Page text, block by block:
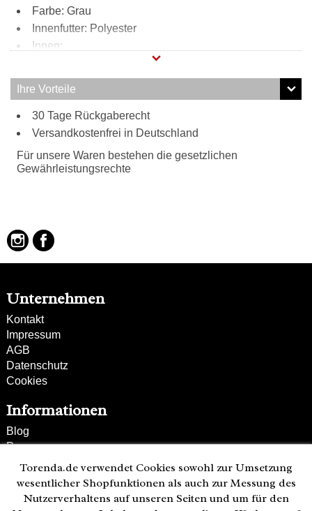
Farbe: Grau
Innenfutter: Polyester
Innen:
2 Reißverschlussfächer
2 Steckfächer
Außen:
1 Reißverschlussfach
Tragweise:
Henkel
Schulterriemen
Ihre Vorteile
30 Tage Rückgaberecht
Versandkostenfrei in Deutschland
Für unsere Waren bestehen die gesetzlichen
Gewährleistungsrechte
Unternehmen
Kontakt
Impressum
AGB
Datenschutz
Cookies
Informationen
Blog
Presse
Partner
Versand und Zahlung
Bestellung wiederrufen
Torenda.de verwendet Cookies sowohl zur Umsetzung
wesentlicher Shopfunktionen als auch zur Messung des
Nutzerverhaltens auf unseren Seiten und um für den